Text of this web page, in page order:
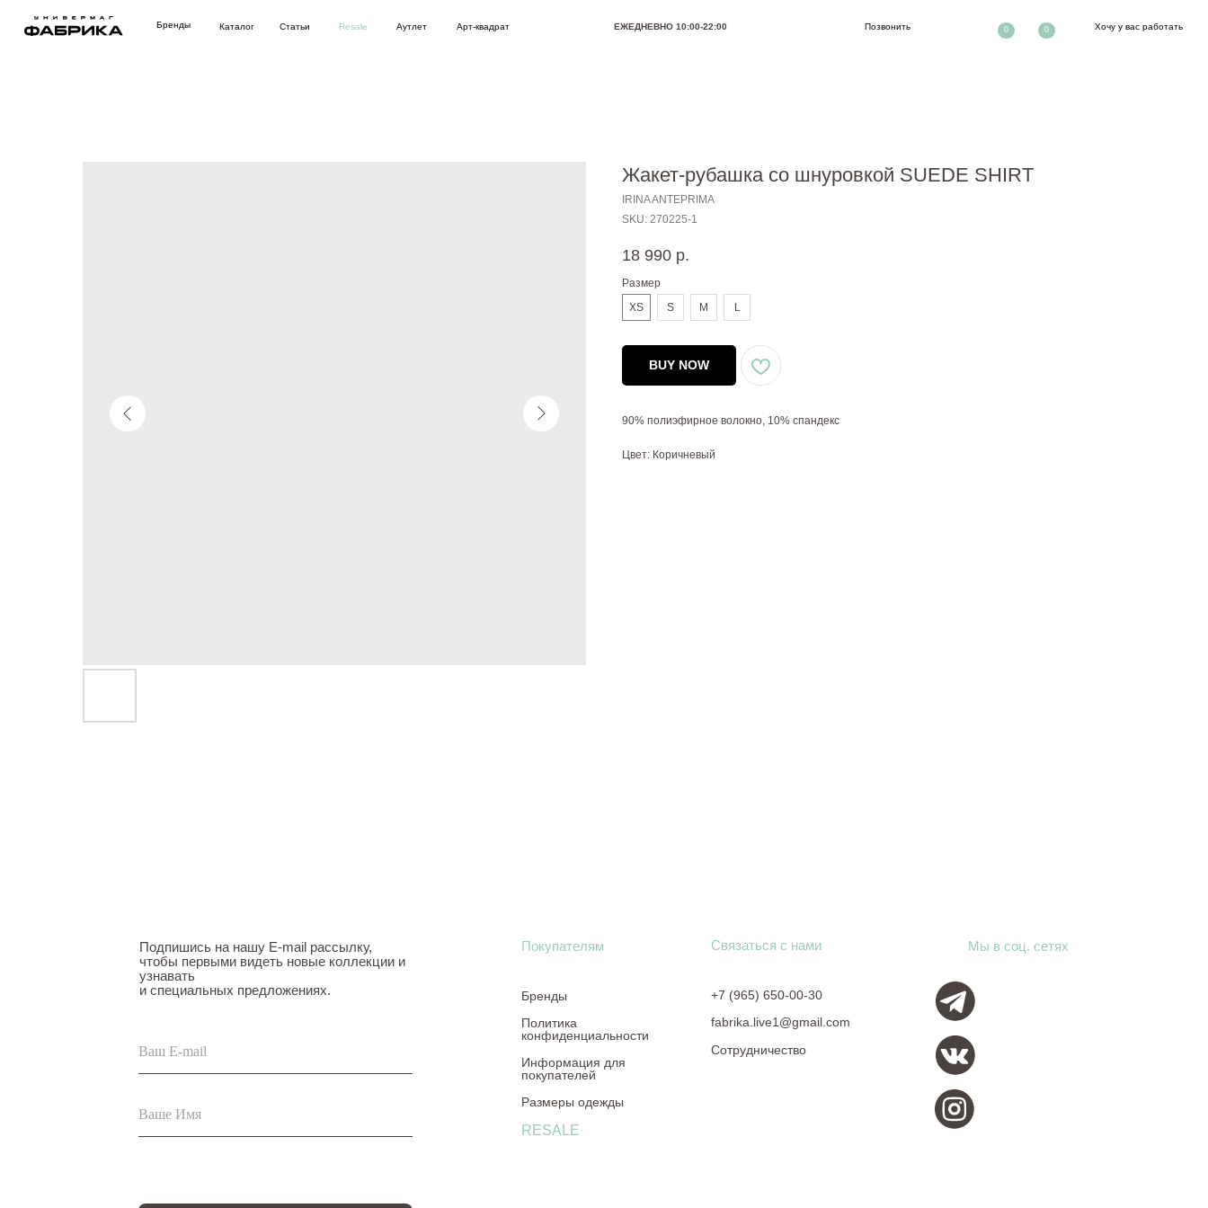
Хочу у вас работать
ЕЖЕДНЕВНО 10:00-22:00 0
Аутлет
Каталог
Бренды
Жакет-рубашка со шнуровкой SUEDE SHIRT
IRINA ANTEPRIMA
SKU: 270225-1
18 990 р.
Размер
XS
S M L
BUY NOW
90% полиэфирное волокно, 10% спандекс
Цвет: Коричневый
Мы в соц. сетях
Связаться с нами
Сотрудничество
+7 (965) 650-00-30
fabrika.live1@gmail.com
Покупателям
RESALE
Размеры одежды
Информация для
покупателей
Политика
конфиденциальности
Бренды
Подпишись на нашу E-mail рассылку,
чтобы первыми видеть новые коллекции и
узнавать
и специальных предложениях.